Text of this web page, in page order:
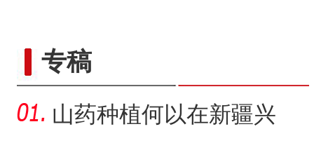
专稿
山药种植何以在新疆兴